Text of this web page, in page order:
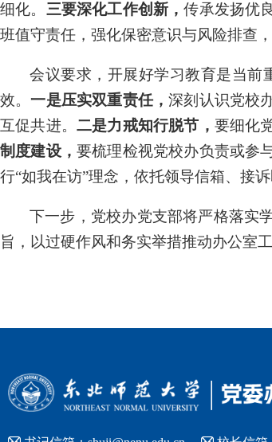
细化。 三要深化工作创新，传承发扬优良
班值守责任，强化保密意识与风险排查
会议要求 ， 开展好学习教育是当前
效。一是压实双重责任，深刻认识党校
互促共进。二是力戒知行脱节 ， 要细化
制度建设，要梳理检视党校办负责或参
行“如我在访”理念，依托领导信箱、接
下一步， 党校办党支部将严格落实
旨，以过硬作风和务实举措推动办公室